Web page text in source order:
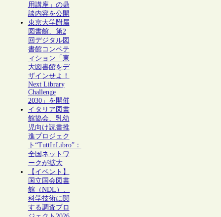
用講座」の鼎
談内容を公開
東京大学附属
図書館、第2
回デジタル図
書館コンペテ
ィション「東
大図書館をデ
ザインせよ！
Next Library
Challenge
2030」を開催
イタリア図書
館協会、乳幼
児向け読書推
進プロジェク
ト“TuttInLibro”：
全国ネットワ
ークが拡大
【イベント】
国立国会図書
館（NDL）、
科学技術に関
する調査プロ